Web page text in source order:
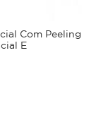
Com Peeling
E